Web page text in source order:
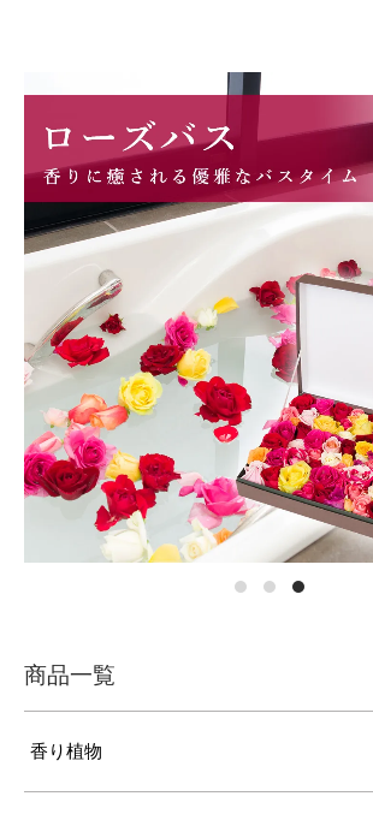
商品一覧
香り植物